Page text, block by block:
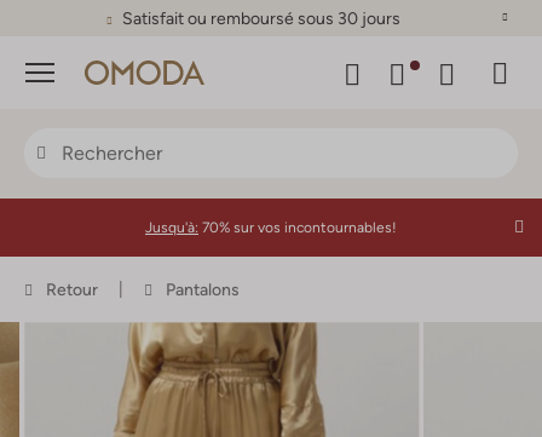
Satisfait ou remboursé sous 30 jours
Menu
Jusqu'à: 70% sur vos incontournables!
Retour Pantalons